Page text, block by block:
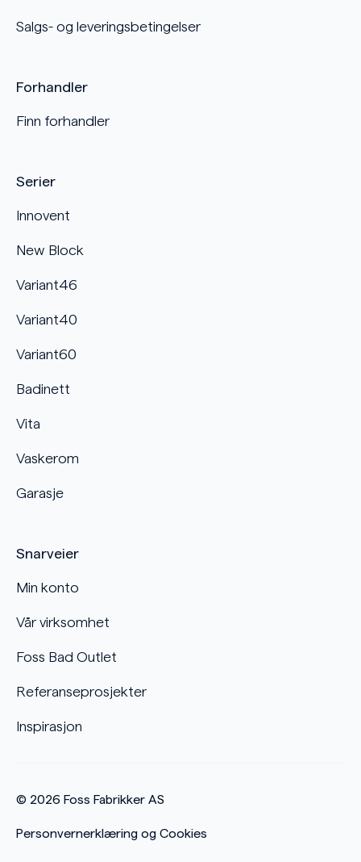
Serier
Innovent
New Block
Variant46
Variant40
Variant60
Badinett
Vita
Vaskerom
Garasje
Salgs- og leveringsbetingelser
Forhandler
Finn forhandler
Snarveier
Min konto
Vår virksomhet
Foss Bad Outlet
Referanseprosjekter
Inspirasjon
© 2026 Foss Fabrikker AS
Personvernerklæring og Cookies